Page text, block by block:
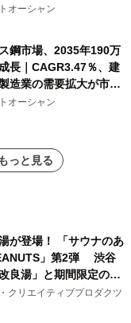
オーシャン
鋼市場、2035年190万
長｜CAGR3.47％、建
造業の需要拡大が市場
オーシャン
っと見る
が登場！ 「サウナのあ
」第2弾 渋谷
良湯」と期間限定のコ
サウナイキタイコラ
決定！
クリエイティブプロダクツ